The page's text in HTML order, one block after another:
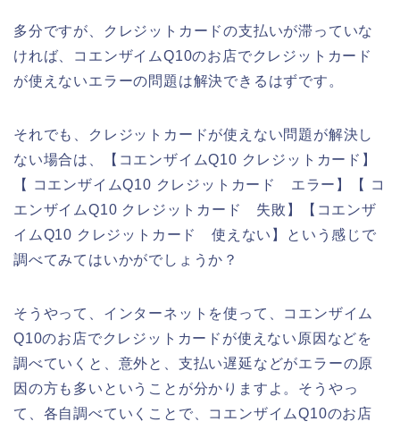
多分ですが、クレジットカードの支払いが滞っていな
ければ、コエンザイムQ10のお店でクレジットカード
が使えないエラーの問題は解決できるはずです。
それでも、クレジットカードが使えない問題が解決し
ない場合は、【コエンザイムQ10 クレジットカード】
【 コエンザイムQ10 クレジットカード エラー】【 コ
エンザイムQ10 クレジットカード 失敗】【コエンザ
イムQ10 クレジットカード 使えない】という感じで
調べてみてはいかがでしょうか？
そうやって、インターネットを使って、コエンザイム
Q10のお店でクレジットカードが使えない原因などを
調べていくと、意外と、支払い遅延などがエラーの原
因の方も多いということが分かりますよ。そうやっ
て、各自調べていくことで、コエンザイムQ10のお店